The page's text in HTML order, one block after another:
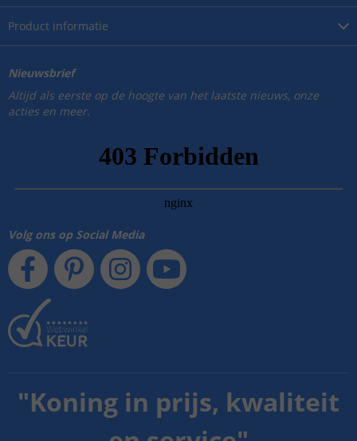
Product informatie
Nieuwsbrief
Altijd als eerste op de hoogte van het laatste nieuws, onze
acties en meer.
Volg ons op Social Media
"Koning in prijs, kwaliteit